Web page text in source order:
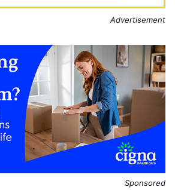
Advertisement
Sponsored